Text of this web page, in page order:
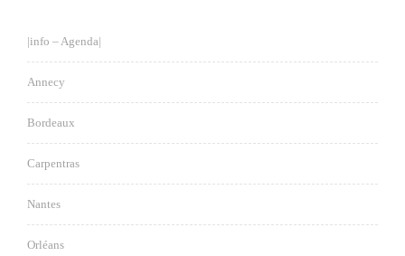
|info – Agenda|
Annecy
Bordeaux
Carpentras
Nantes
Orléans